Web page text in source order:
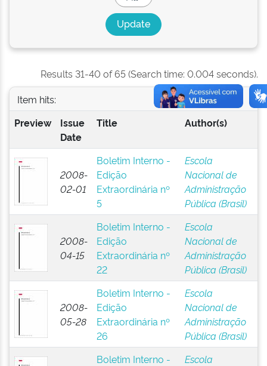
Results 31-40 of 65 (Search time: 0.004 seconds).
Item hits:
Preview
Issue
Date
Title Author(s)
2008-
02-01
Boletim Interno -
Edição
Extraordinária nº
5
Escola
Nacional de
Administração
Pública (Brasil)
2008-
04-15
Boletim Interno -
Edição
Extraordinária nº
22
Escola
Nacional de
Administração
Pública (Brasil)
2008-
05-28
Boletim Interno -
Edição
Extraordinária nº
26
Escola
Nacional de
Administração
Pública (Brasil)
Boletim Interno -
Escola